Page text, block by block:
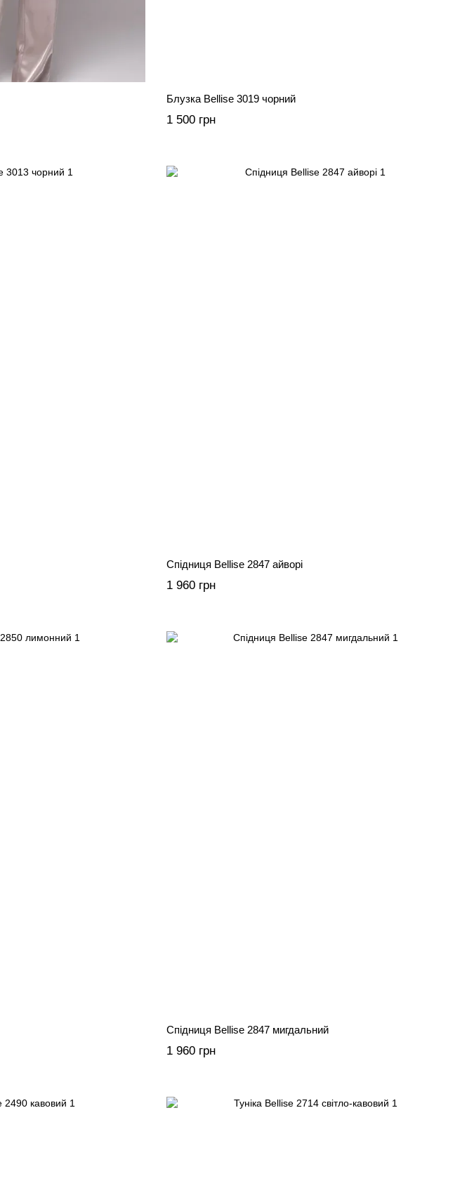
Блузка Bellise 3019 чорний
1 500 грн
Спідниця Bellise 2847 айворі
1 960 грн
Спідниця Bellise 2847 мигдальний
1 960 грн